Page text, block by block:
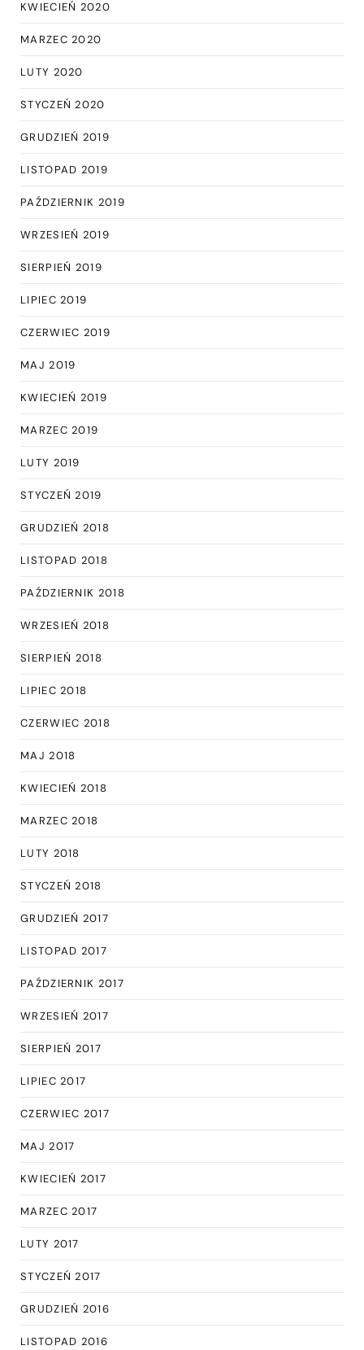
KWIECIEŃ 2020
MARZEC 2020
LUTY 2020
STYCZEŃ 2020
GRUDZIEŃ 2019
LISTOPAD 2019
PAŹDZIERNIK 2019
WRZESIEŃ 2019
SIERPIEŃ 2019
LIPIEC 2019
CZERWIEC 2019
MAJ 2019
KWIECIEŃ 2019
MARZEC 2019
LUTY 2019
STYCZEŃ 2019
GRUDZIEŃ 2018
LISTOPAD 2018
PAŹDZIERNIK 2018
WRZESIEŃ 2018
SIERPIEŃ 2018
LIPIEC 2018
CZERWIEC 2018
MAJ 2018
KWIECIEŃ 2018
MARZEC 2018
LUTY 2018
STYCZEŃ 2018
GRUDZIEŃ 2017
LISTOPAD 2017
PAŹDZIERNIK 2017
WRZESIEŃ 2017
SIERPIEŃ 2017
LIPIEC 2017
CZERWIEC 2017
MAJ 2017
KWIECIEŃ 2017
MARZEC 2017
LUTY 2017
STYCZEŃ 2017
GRUDZIEŃ 2016
LISTOPAD 2016